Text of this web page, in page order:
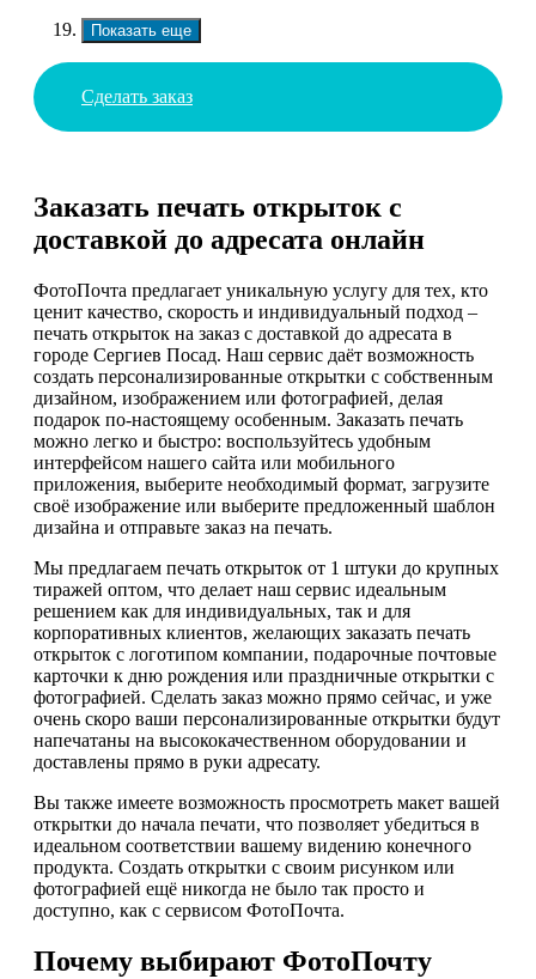
Показать еще
Сделать заказ
Заказать печать открыток с
доставкой до адресата онлайн
ФотоПочта предлагает уникальную услугу для тех, кто
ценит качество, скорость и индивидуальный подход –
печать открыток на заказ с доставкой до адресата в
городе Сергиев Посад. Наш сервис даёт возможность
создать персонализированные открытки с собственным
дизайном, изображением или фотографией, делая
подарок по-настоящему особенным. Заказать печать
можно легко и быстро: воспользуйтесь удобным
интерфейсом нашего сайта или мобильного
приложения, выберите необходимый формат, загрузите
своё изображение или выберите предложенный шаблон
дизайна и отправьте заказ на печать.
Мы предлагаем печать открыток от 1 штуки до крупных
тиражей оптом, что делает наш сервис идеальным
решением как для индивидуальных, так и для
корпоративных клиентов, желающих заказать печать
открыток с логотипом компании, подарочные почтовые
карточки к дню рождения или праздничные открытки с
фотографией. Сделать заказ можно прямо сейчас, и уже
очень скоро ваши персонализированные открытки будут
напечатаны на высококачественном оборудовании и
доставлены прямо в руки адресату.
Вы также имеете возможность просмотреть макет вашей
открытки до начала печати, что позволяет убедиться в
идеальном соответствии вашему видению конечного
продукта. Создать открытки с своим рисунком или
фотографией ещё никогда не было так просто и
доступно, как с сервисом ФотоПочта.
Почему выбирают ФотоПочту